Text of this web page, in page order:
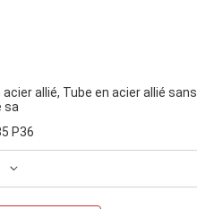
allié, Tube en acier allié sans
sa
P36